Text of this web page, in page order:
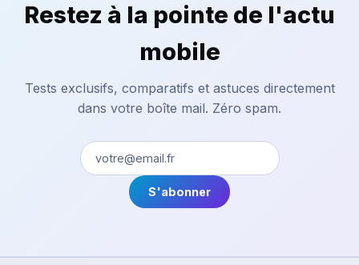
Restez à la pointe de l'actu
mobile
Tests exclusifs, comparatifs et astuces directement
dans votre boîte mail. Zéro spam.
S'abonner